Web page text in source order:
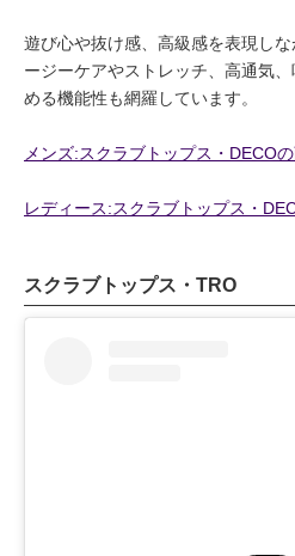
遊び心や抜け感、高級感を表現し
ージーケアやストレッチ、高通気
める機能性も網羅しています。
メンズ:スクラブトップス・DECO
レディース:スクラブトップス・
スクラブトップス・TRO